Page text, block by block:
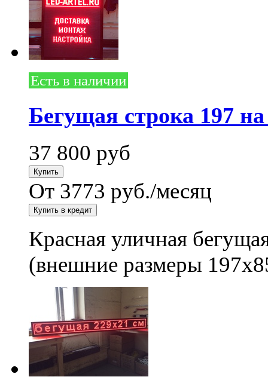
Есть в наличии
Бегущая строка 197
37 800 руб
От 3773 руб./месяц
Красная уличная
(внешние размеры